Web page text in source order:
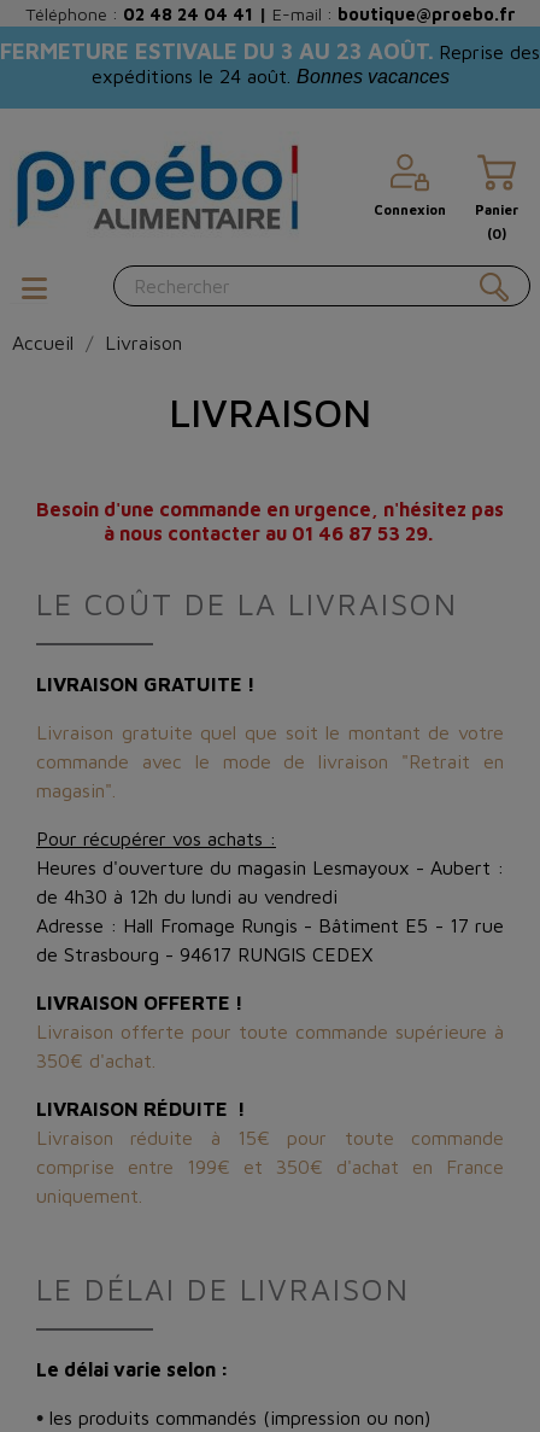
Téléphone : 02 48 24 04 41 | E-mail : boutique@proebo.fr
FERMETURE ESTIVALE DU 3 AU 23 AOÛT. Reprise des
expéditions le 24 août. Bonnes vacances
Connexion
Panier
(0)
Accueil Livraison
LIVRAISON
Besoin d'une commande en urgence, n'hésitez pas
à nous contacter au 01 46 87 53 29.
LE COÛT DE LA LIVRAISON
LIVRAISON GRATUITE !
Livraison gratuite quel que soit le montant de votre
commande avec le mode de livraison "Retrait en
magasin".
Pour récupérer vos achats :
Heures d'ouverture du magasin Lesmayoux - Aubert :
de 4h30 à 12h du lundi au vendredi
Adresse : Hall Fromage Rungis - Bâtiment E5 - 17 rue
de Strasbourg - 94617 RUNGIS CEDEX
LIVRAISON OFFERTE !
Livraison offerte pour toute commande supérieure à
350€ d'achat.
LIVRAISON RÉDUITE !
Livraison réduite à 15€ pour toute commande
comprise entre 199€ et 350€ d'achat en France
uniquement.
LE DÉLAI DE LIVRAISON
Le délai varie selon :
• les produits commandés (impression ou non)